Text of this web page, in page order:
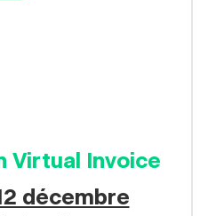
Virtual Invoice
décembre